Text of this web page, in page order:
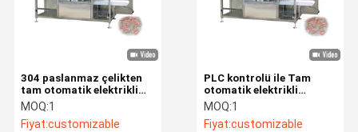
304 paslanmaz çelikten
tam otomatik elektrikli
deterjan kaplama
makinesi
MOQ:1
Fiyat:customizable
PLC kontrolü ile Tam
otomatik elektrikli
çamaşır kutusu yapım
makinesi
MOQ:1
Fiyat:customizable